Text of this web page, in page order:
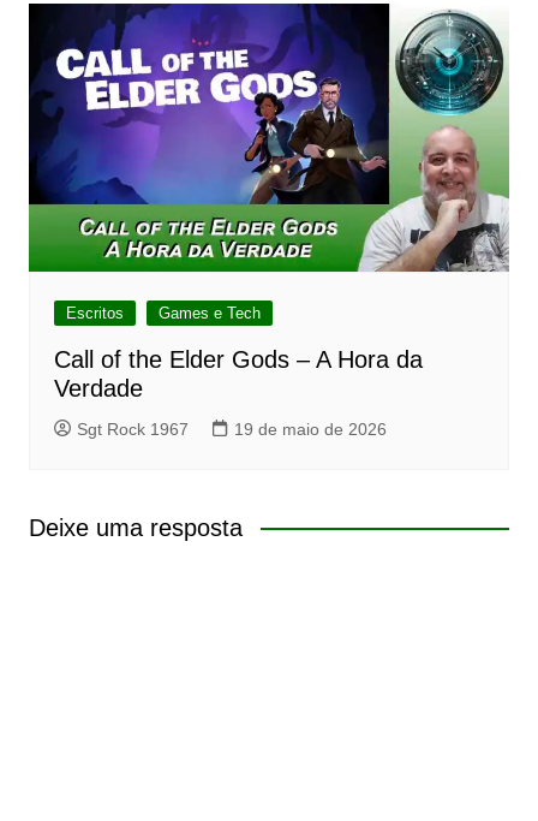
Escritos Games e Tech
Call of the Elder Gods – A Hora da
Verdade
Sgt Rock 1967 19 de maio de 2026
Deixe uma resposta